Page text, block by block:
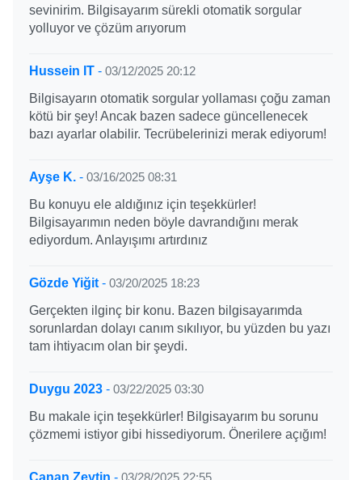
sevinirim. Bilgisayarım sürekli otomatik sorgular
yolluyor ve çözüm arıyorum
Hussein IT - 03/12/2025 20:12
Bilgisayarın otomatik sorgular yollaması çoğu zaman
kötü bir şey! Ancak bazen sadece güncellenecek
bazı ayarlar olabilir. Tecrübelerinizi merak ediyorum!
Ayşe K. - 03/16/2025 08:31
Bu konuyu ele aldığınız için teşekkürler!
Bilgisayarımın neden böyle davrandığını merak
ediyordum. Anlayışımı artırdınız
Gözde Yiğit - 03/20/2025 18:23
Gerçekten ilginç bir konu. Bazen bilgisayarımda
sorunlardan dolayı canım sıkılıyor, bu yüzden bu yazı
tam ihtiyacım olan bir şeydi.
Duygu 2023 - 03/22/2025 03:30
Bu makale için teşekkürler! Bilgisayarım bu sorunu
çözmemi istiyor gibi hissediyorum. Önerilere açığım!
Canan Zeytin - 03/28/2025 22:55